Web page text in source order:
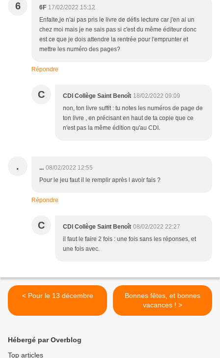
6 6F 17/02/2022 15:12
Enfaite,je n'ai pas pris le livre de défis lecture car j'en ai un
chez moi mais je ne sais pas si c'est du même éditeur donc
est ce que je dois attendre la rentrée pour l'emprunter et
mettre les numéro des pages?
Répondre
C CDI Collège Saint Benoît 18/02/2022 09:09
non, ton livre suffit : tu notes les numéros de page de
ton livre , en précisant en haut de ta copie que ce
n'est pas la même édition qu'au CDI.
. ... 08/02/2022 12:55
Pour le jeu faut il le remplir après l avoir fais ?
Répondre
C CDI Collège Saint Benoît 08/02/2022 22:27
il faut le faire 2 fois : une fois sans les réponses, et
une fois avec.
< Pour le 13 décembre
Bonnes fêtes, et bonnes
vacances ! >
Hébergé par Overblog
Top articles